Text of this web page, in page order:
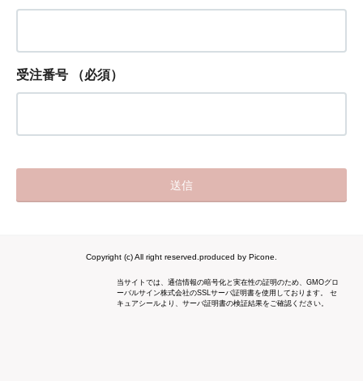
受注番号 （必須）
Copyright (c) All right reserved.produced by Picone.
当サイトでは、通信情報の暗号化と実在性の証明のため、GMOグロ
ーバルサイン株式会社のSSLサーバ証明書を使用しております。 セ
キュアシールより、サーバ証明書の検証結果をご確認ください。